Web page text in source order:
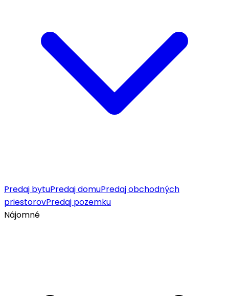
Predaj bytuPredaj domuPredaj obchodných
priestorovPredaj pozemku
Nájomné